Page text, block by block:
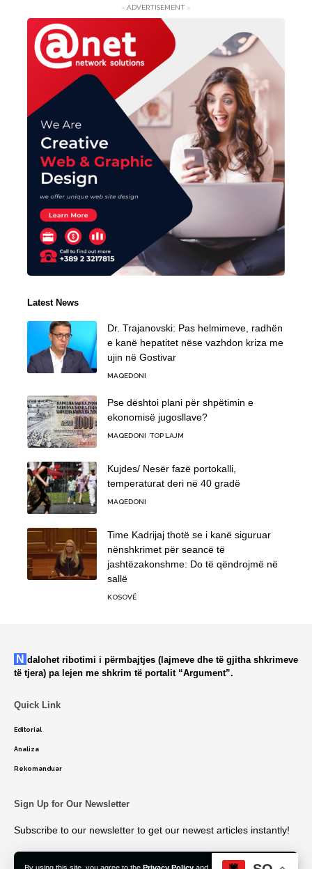
- ADVERTISEMENT -
Latest News
Dr. Trajanovski: Pas helmimeve, radhën
e kanë hepatitet nëse vazhdon kriza me
ujin në Gostivar
MAQEDONI
Pse dështoi plani për shpëtimin e
ekonomisë jugosllave?
MAQEDONI TOP LAJM
Kujdes/ Nesër fazë portokalli,
temperaturat deri në 40 gradë
MAQEDONI
Time Kadrijaj thotë se i kanë siguruar
nënshkrimet për seancë të
jashtëzakonshme: Do të qëndrojmë në
sallë
KOSOVË
Ndalohet ribotimi i përmbajtjes (lajmeve dhe të gjitha shkrimeve
të tjera) pa lejen me shkrim të portalit “Argument”.
Quick Link
Editorial
Analiza
Rekomanduar
Sign Up for Our Newsletter
Subscribe to our newsletter to get our newest articles instantly!